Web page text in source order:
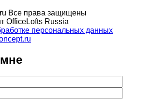
Все права защищены
OfficeLofts Russia
персональных данных